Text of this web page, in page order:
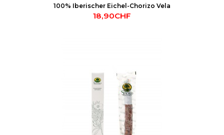
100% Iberischer Eichel-Chorizo Vela
18,90CHF